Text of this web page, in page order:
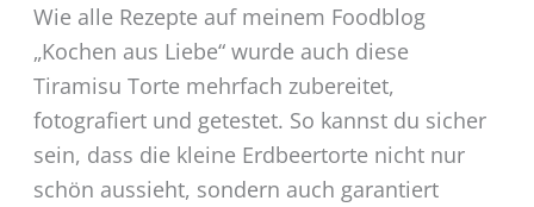
Wie alle Rezepte auf meinem Foodblog
„Kochen aus Liebe“ wurde auch diese
Tiramisu Torte mehrfach zubereitet,
fotografiert und getestet. So kannst du sicher
sein, dass die kleine Erdbeertorte nicht nur
schön aussieht, sondern auch garantiert